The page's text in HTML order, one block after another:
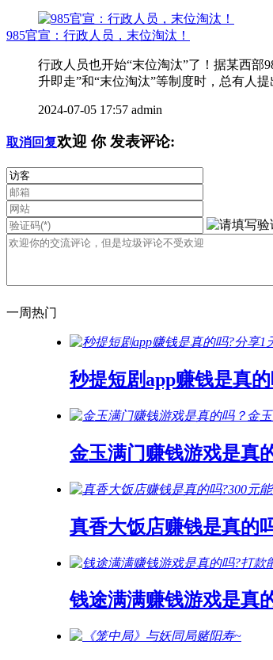
985官宣：行政人员，末位淘汰！
行政人员也开始“末位淘汰”了！据某西
升即走”和“末位淘汰”等制度时，总有人
2024-07-05 17:57 admin
取消回复欢迎 你发表评论:
一周热门
秒提短剧app赚钱是真
金玉满门赚钱游戏是真
真香大饭店赚钱是真的
钱途满满赚钱游戏是真